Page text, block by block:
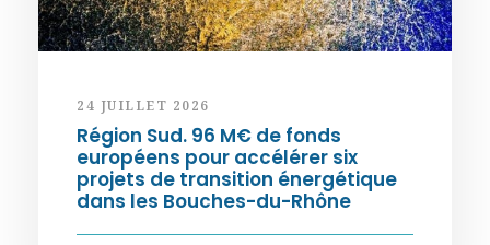
24 JUILLET 2026
Région Sud. 96 M€ de fonds
européens pour accélérer six
projets de transition énergétique
dans les Bouches-du-Rhône